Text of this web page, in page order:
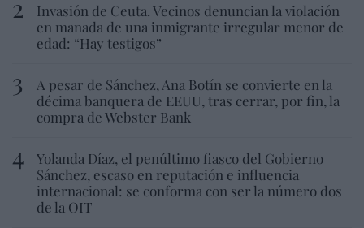
Invasión de Ceuta. Vecinos denuncian la violación
en manada de una inmigrante irregular menor de
edad: “Hay testigos”
A pesar de Sánchez, Ana Botín se convierte en la
décima banquera de EEUU, tras cerrar, por fin, la
compra de Webster Bank
Yolanda Díaz, el penúltimo fiasco del Gobierno
Sánchez, escaso en reputación e influencia
internacional: se conforma con ser la número dos
de la OIT